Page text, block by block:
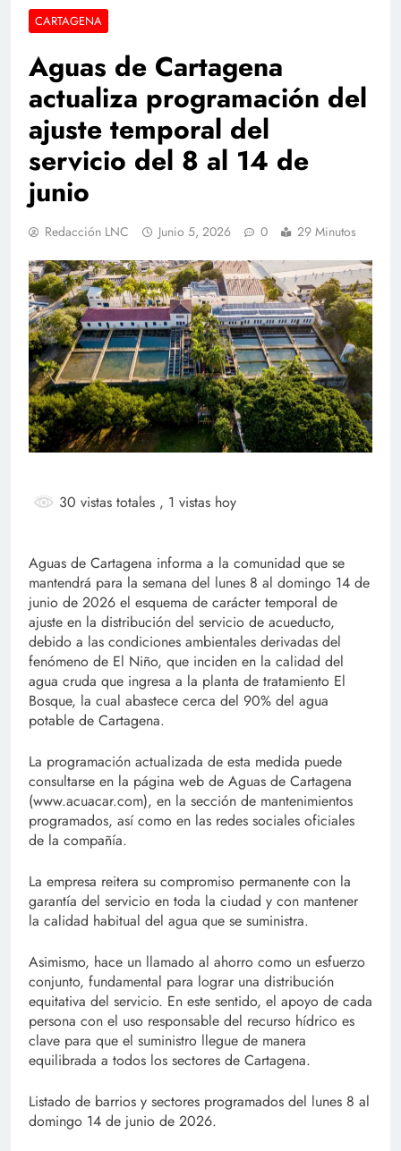
CARTAGENA
Aguas de Cartagena
actualiza programación del
ajuste temporal del
servicio del 8 al 14 de
junio
Redacción LNC Junio 5, 2026 0 29 Minutos
30 vistas totales , 1 vistas hoy
Aguas de Cartagena informa a la comunidad que se
mantendrá para la semana del lunes 8 al domingo 14 de
junio de 2026 el esquema de carácter temporal de
ajuste en la distribución del servicio de acueducto,
debido a las condiciones ambientales derivadas del
fenómeno de El Niño, que inciden en la calidad del
agua cruda que ingresa a la planta de tratamiento El
Bosque, la cual abastece cerca del 90% del agua
potable de Cartagena.
La programación actualizada de esta medida puede
consultarse en la página web de Aguas de Cartagena
(www.acuacar.com), en la sección de mantenimientos
programados, así como en las redes sociales oficiales
de la compañía.
La empresa reitera su compromiso permanente con la
garantía del servicio en toda la ciudad y con mantener
la calidad habitual del agua que se suministra.
Asimismo, hace un llamado al ahorro como un esfuerzo
conjunto, fundamental para lograr una distribución
equitativa del servicio. En este sentido, el apoyo de cada
persona con el uso responsable del recurso hídrico es
clave para que el suministro llegue de manera
equilibrada a todos los sectores de Cartagena.
Listado de barrios y sectores programados del lunes 8 al
domingo 14 de junio de 2026.